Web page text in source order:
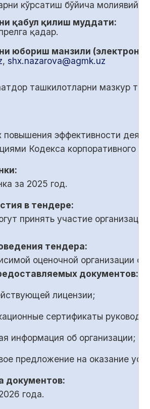
кўрсатиш бўйича молиявий
қабул қилиш муддати:
қадар.
юбориш манзили (электрон
, shx.nazarova@agmk.uz
ташкилотларни мазкур
повышения эффективности
Кодекса корпоративного
за 2025 год.
в тендере:
принять участие
тендера:
оценочной организации
документов:
лицензии;
сертификаты
информация об организации;
предложение на оказание
документов:
года.